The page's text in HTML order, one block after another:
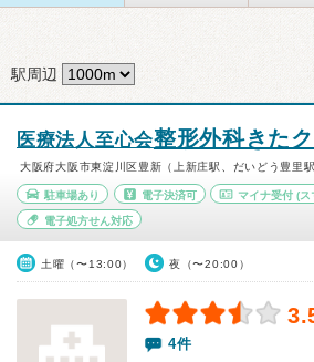
駅周辺
医療法人至心会整形外科きた
大阪府大阪市東淀川区豊新（上新庄駅、だいどう豊里駅
駐車場あり 電子決済可 マイナ受付 (ス
電子処方せん対応
土曜（〜13:00） 夜（〜20:00）
4件